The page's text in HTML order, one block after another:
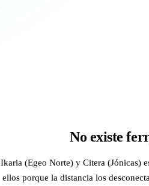
No existe
Ikaria (Egeo Norte) y Citera (Jónicas)
ellos porque la distancia los